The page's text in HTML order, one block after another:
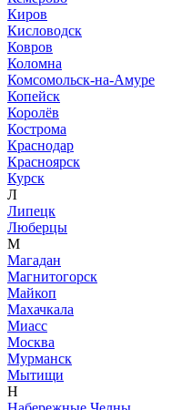
Киров
Кисловодск
Ковров
Коломна
Комсомольск-на-Амуре
Копейск
Королёв
Кострома
Краснодар
Красноярск
Курск
Л
Липецк
Люберцы
М
Магадан
Магнитогорск
Майкоп
Махачкала
Миасс
Москва
Мурманск
Мытищи
Н